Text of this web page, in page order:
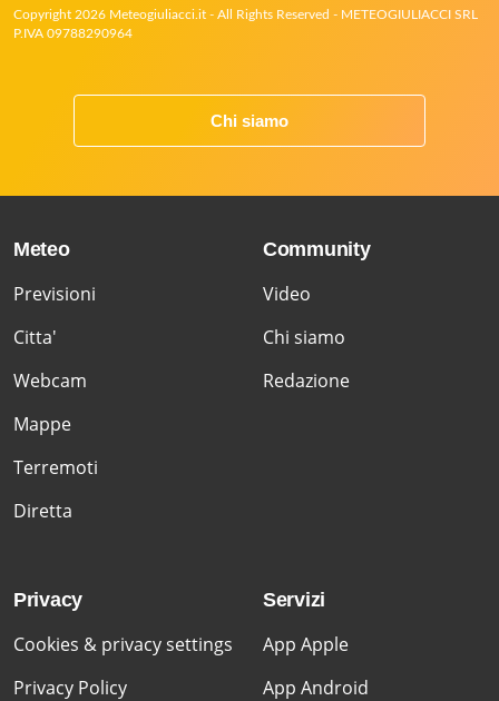
Copyright 2026 Meteogiuliacci.it - All Rights Reserved - METEOGIULIACCI SRL
P.IVA 09788290964
Chi siamo
Meteo
Previsioni
Citta'
Webcam
Mappe
Terremoti
Diretta
Community
Video
Chi siamo
Redazione
Privacy
Cookies & privacy settings
Privacy Policy
Servizi
App Apple
App Android